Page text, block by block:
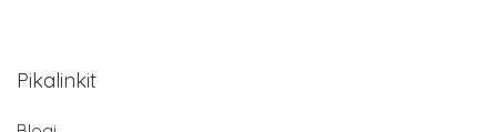
Pikalinkit